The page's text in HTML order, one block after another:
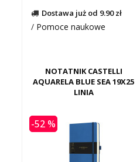
Dostawa już od 9.90 zł
/ Pomoce naukowe
NOTATNIK CASTELLI
AQUARELA BLUE SEA 19X25
LINIA
-52 %